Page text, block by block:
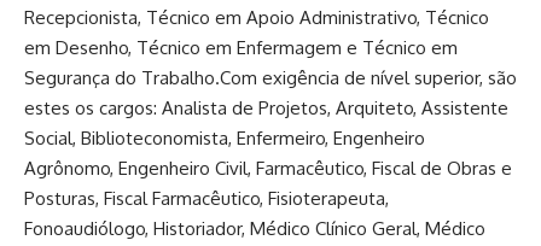
Recepcionista, Técnico em Apoio Administrativo, Técnico
em Desenho, Técnico em Enfermagem e Técnico em
Segurança do Trabalho.Com exigência de nível superior, são
estes os cargos: Analista de Projetos, Arquiteto, Assistente
Social, Biblioteconomista, Enfermeiro, Engenheiro
Agrônomo, Engenheiro Civil, Farmacêutico, Fiscal de Obras e
Posturas, Fiscal Farmacêutico, Fisioterapeuta,
Fonoaudiólogo, Historiador, Médico Clínico Geral, Médico